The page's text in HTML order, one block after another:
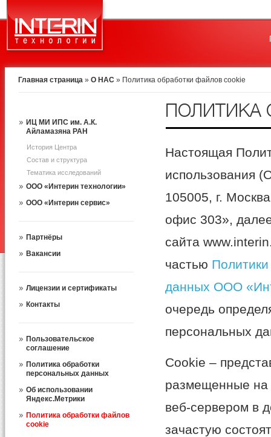
Главная страница »О НАС » Политика обработки файлов сookie
ИЦ МИ ИПС им. А.К.
Айламазяна РАН
История Центра
Состав и структура
Тематика исследований
ООО «Интерин технологии»
ООО «Интерин сервис»
Партнёры
Вакансии
Лицензии и сертификаты
Контакты
Пользовательское
соглашение
Политика обработки
персональных данных
Об использовании
Яндекс.Метрики
Политика обработки файлов
сookie
ПОЛИТИКА
Настоящая
использования
105005, г.
офис 303»,
сайта
частью
данных ООО
очередь
персональных
Cookie –
размещенные на
веб-сервером в
зачастую